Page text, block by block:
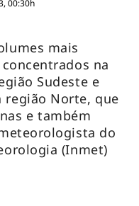
00:30h
mais
na
Sudeste e
região Norte, que
e também
do
(Inmet)